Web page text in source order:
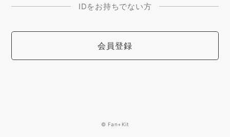
IDをお持ちでない方
会員登録
© Fan+Kit